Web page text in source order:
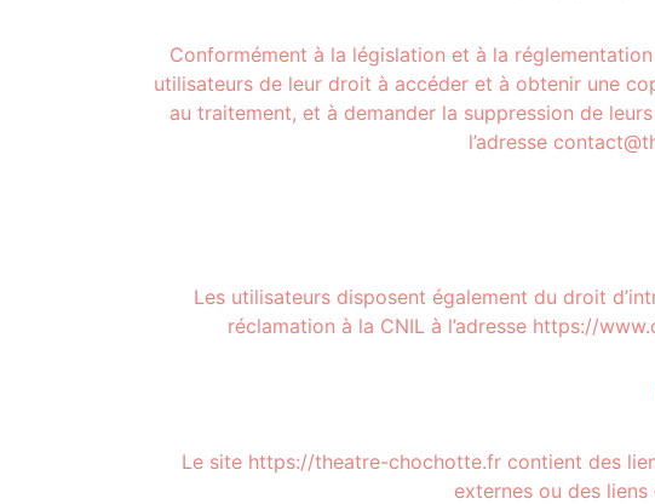
Conformément à la législation et à la
utilisateurs de leur droit à accéder et à obtenir une
au traitement, et à demander la suppression de
l’adresse
Les utilisateurs disposent également du droit
réclamation à la CNIL à l’adresse https://
Le site https://theatre-chochotte.fr contient des
externes ou des